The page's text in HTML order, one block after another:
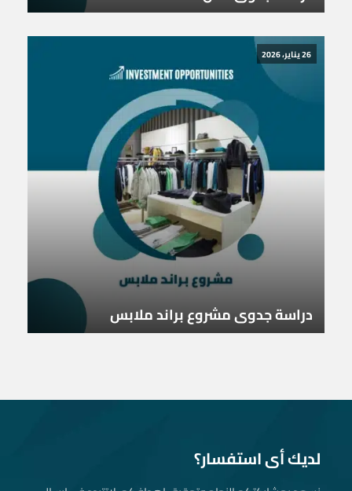
26 يناير، 2026
دراسة جدوى مشروع براند ملابس
لديك أى استفسار؟